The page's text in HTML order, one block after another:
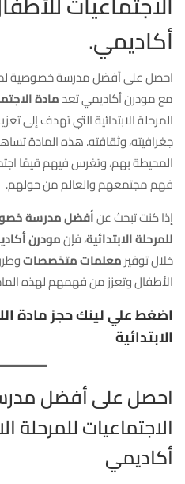
أكاديمي.
احصل على أفضل مدرسة خصوصية
مع مودرن أكاديمي تعدمادة
المرحلة الابتدائية التي تهدف إلى
جغرافيته، وثقافته. هذه المادة
المحيطة بهم، وتغرس فيهم قيمًا
فهم مجتمعهم والعالم من حولهم.
إذا كنت تبحث عنأفضل مدرسة
للمرحلة الابتدائية، فإنمودرن
خلال توفيرمعلمات متخصصات
الأطفال وتعزز من فهمهم لهذه
اضغط علي لينك حجز مادة
الابتدائية
احصل على أفضل
الاجتماعيات للمرحلة
أكاديمي